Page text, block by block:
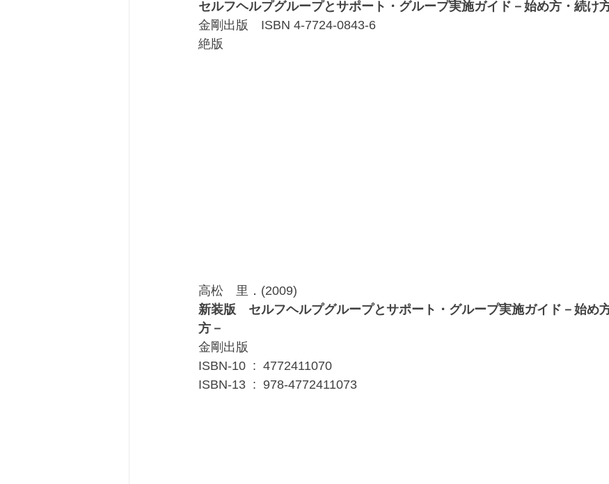
セルフヘルプグループとサポート・グループ実施ガイド－始め方・続け
金剛出版　ISBN 4-7724-0843-6
絶版
高松　里．(2009)
新装版　セルフヘルプグループとサポート・グループ実施ガイド－始め
方－
金剛出版
ISBN-10 ‏ : ‎ 4772411070
ISBN-13 ‏ : ‎ 978-4772411073